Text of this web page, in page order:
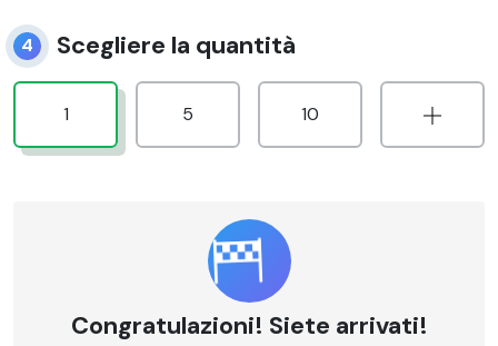
4 Scegliere la quantità
1 5 10
Congratulazioni! Siete arrivati!